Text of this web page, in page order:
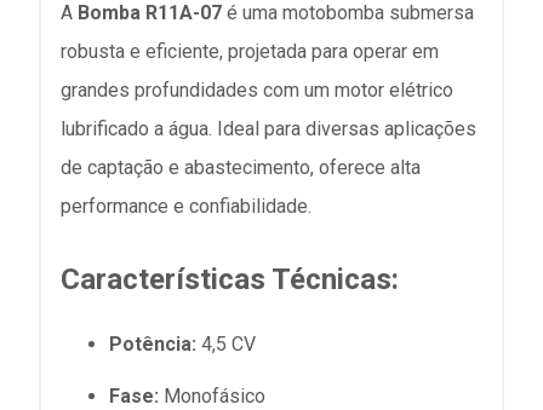
A Bomba R11A-07 é uma motobomba submersa
robusta e eficiente, projetada para operar em
grandes profundidades com um motor elétrico
lubrificado a água. Ideal para diversas aplicações
de captação e abastecimento, oferece alta
performance e confiabilidade.
Características Técnicas:
Potência: 4,5 CV
Fase: Monofásico